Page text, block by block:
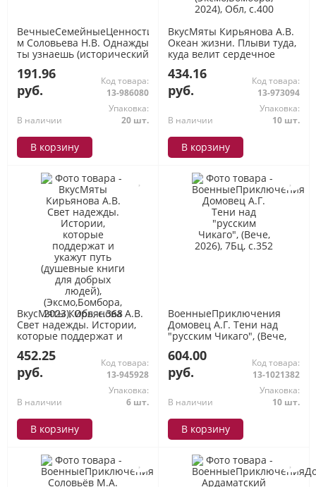
ВечныеСемейныеЦенности-
м Соловьева Н.В. Однажды
ты узнаешь (исторический
c.352
191.96
руб.
Код товара:
13-986080
В наличии
Упаковка:
20 шт.
В корзину
ВкусМяты Кирьянова А.В.
Океан жизни. Плыви туда,
куда велит сердечное
для добрых людей),
(Эксмо,Бомбора, 2024),
Обл, c.400
434.16
руб.
Код товара:
13-973094
В наличии
Упаковка:
10 шт.
В корзину
ВкусМяты Кирьянова А.В.
Свет надежды. Истории,
которые поддержат и
книги для добрых людей),
(Эксмо,Бомбора, 2023),
Обл, c.368
452.25
руб.
Код товара:
13-945928
В наличии
Упаковка:
6 шт.
В корзину
ВоенныеПриключения
Домовец А.Г. Тени над
"русским Чикаго", (Вече,
604.00
руб.
Код товара:
13-1021382
В наличии
Упаковка:
10 шт.
В корзину